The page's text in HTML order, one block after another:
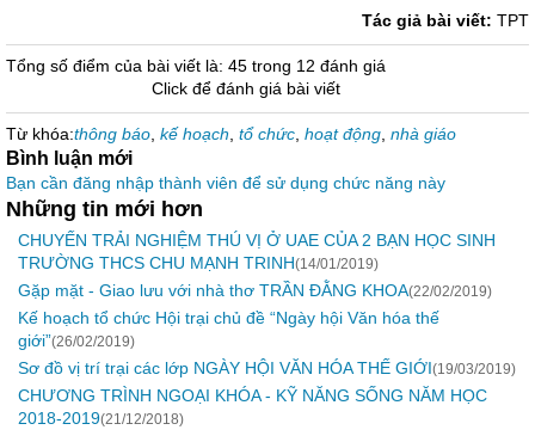
Tác giả bài viết: TPT
Tổng số điểm của bài viết là: 45 trong 12 đánh giá
Click để đánh giá bài viết
Từ khóa:thông báo kế hoạch tổ chức hoạt động nhà giáo
Bình luận mới
Bạn cần đăng nhập thành viên để sử dụng chức năng này
Những tin mới hơn
CHUYẾN TRẢI NGHIỆM THÚ VỊ Ở UAE CỦA 2 BẠN HỌC SINH
TRƯỜNG THCS CHU MẠNH TRINH(14/01/2019)
Gặp mặt - Giao lưu với nhà thơ TRẦN ĐẰNG KHOA(22/02/2019)
Kế hoạch tổ chức Hội trại chủ đề “Ngày hội Văn hóa thế
giới”(26/02/2019)
Sơ đồ vị trí trại các lớp NGÀY HỘI VĂN HÓA THẾ GIỚI(19/03/2019)
CHƯƠNG TRÌNH NGOẠI KHÓA - KỸ NĂNG SỐNG NĂM HỌC
2018-2019(21/12/2018)